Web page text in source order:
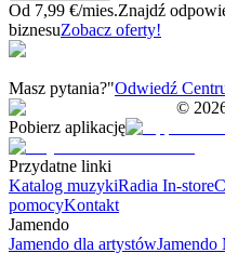
Od 7,99 €/mies.Znajdź
biznesuZobacz oferty!
Masz pytania?"Odwiedź
©
Pobierz aplikację
Przydatne linki
Katalog muzykiRadia In-store
pomocyKontakt
Jamendo
Jamendo dla artystówJamendo